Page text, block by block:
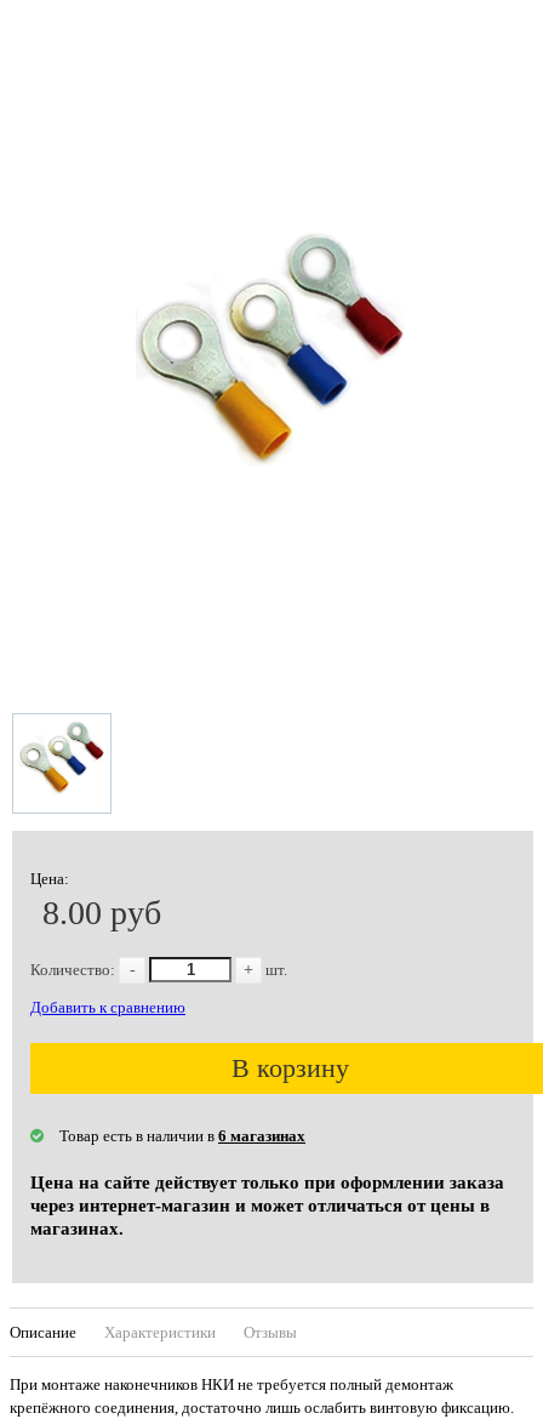
Цена:
8.00 руб
Количество: - + шт.
Добавить к сравнению
В корзину
Товар есть в наличии в 6 магазинах
Цена на сайте действует только при оформлении заказа
через интернет-магазин и может отличаться от цены в
магазинах.
Описание Характеристики Отзывы
При монтаже наконечников НКИ не требуется полный демонтаж
крепёжного соединения, достаточно лишь ослабить винтовую фиксацию.